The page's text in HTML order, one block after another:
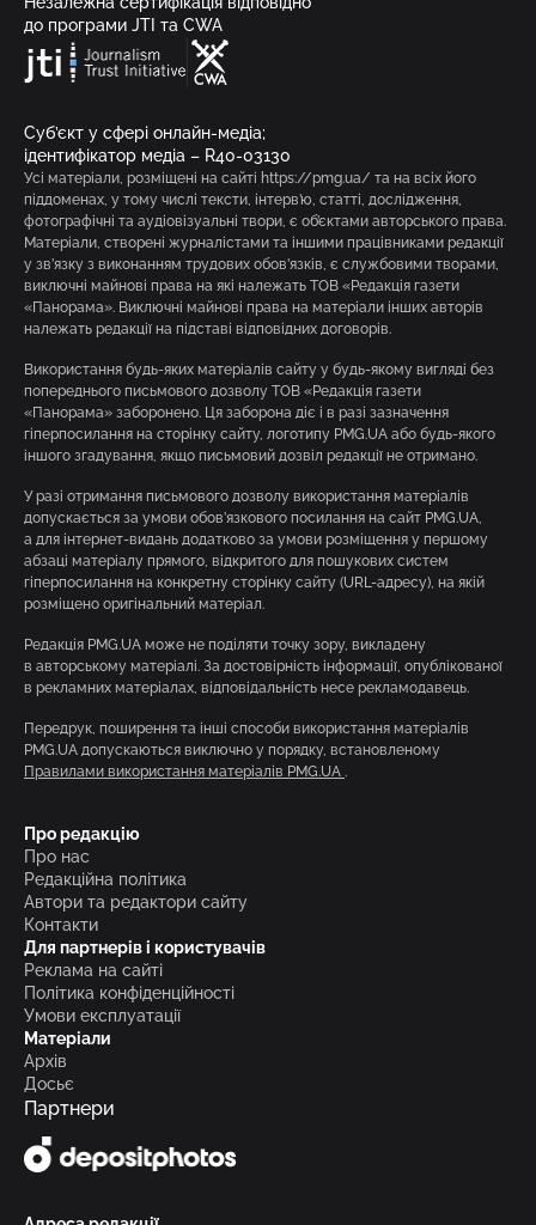
до програми JTI та CWA
Суб’єкт у сфері онлайн-медіа;
ідентифікатор медіа – R40-03130
Усі матеріали, розміщені на сайті https://pmg.ua/ та на всіх його
піддоменах, у тому числі тексти, інтерв’ю, статті, дослідження,
фотографічні та аудіовізуальні твори, є об’єктами авторського права.
Матеріали, створені журналістами та іншими працівниками редакції
у зв’язку з виконанням трудових обов’язків, є службовими творами,
виключні майнові права на які належать ТОВ «Редакція газети
«Панорама». Виключні майнові права на матеріали інших авторів
належать редакції на підставі відповідних договорів.
Використання будь-яких матеріалів сайту у будь-якому вигляді без
попереднього письмового дозволу ТОВ «Редакція газети
«Панорама» заборонено. Ця заборона діє і в разі зазначення
гіперпосилання на сторінку сайту, логотипу PMG.UA або будь-якого
іншого згадування, якщо письмовий дозвіл редакції не отримано.
У разі отримання письмового дозволу використання матеріалів
допускається за умови обов’язкового посилання на сайт PMG.UA,
а для інтернет-видань додатково за умови розміщення у першому
абзаці матеріалу прямого, відкритого для пошукових систем
гіперпосилання на конкретну сторінку сайту (URL-адресу), на якій
розміщено оригінальний матеріал.
Редакція PMG.UA може не поділяти точку зору, викладену
в авторському матеріалі. За достовірність інформації, опублікованої
в рекламних матеріалах, відповідальність несе рекламодавець.
Передрук, поширення та інші способи використання матеріалів
PMG.UA допускаються виключно у порядку, встановленому
Правилами використання матеріалів PMG.UA .
Про редакцію
Про нас
Редакційна політика
Автори та редактори сайту
Контакти
Для партнерів і користувачів
Реклама на сайті
Політика конфіденційності
Умови експлуатації
Матеріали
Архів
Досьє
Партнери